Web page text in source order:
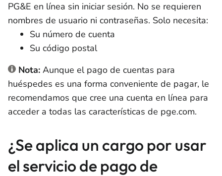
PG&E en línea sin iniciar sesión. No se requieren
nombres de usuario ni contraseñas. Solo necesita:
Su número de cuenta
Su código postal
Nota: Aunque el pago de cuentas para
huéspedes es una forma conveniente de pagar, le
recomendamos que cree una cuenta en línea para
acceder a todas las características de pge.com.
¿Se aplica un cargo por usar
el servicio de pago de